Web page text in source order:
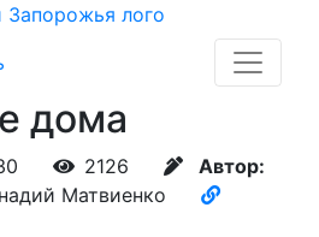
дома
2126
Автор:
Матвиенко